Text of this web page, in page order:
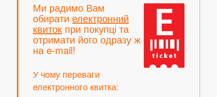
Ми радимо Вам
обирати електронний
квиток при покупці та
отримати його одразу ж
на e-mail!
У чому переваги
електронного квитка: